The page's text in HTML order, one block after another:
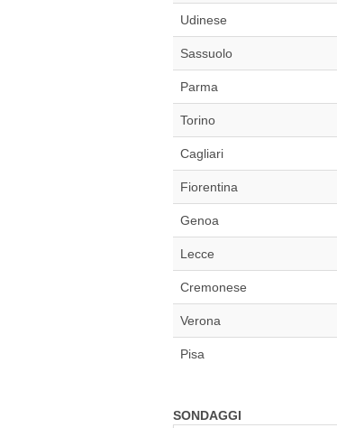
Udinese
Sassuolo
Parma
Torino
Cagliari
Fiorentina
Genoa
Lecce
Cremonese
Verona
Pisa
SONDAGGI